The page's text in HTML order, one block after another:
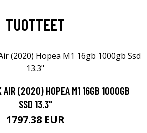
TUOTTEET
AIR (2020) HOPEA M1 16GB 1000GB
SSD 13.3"
1797.38 EUR